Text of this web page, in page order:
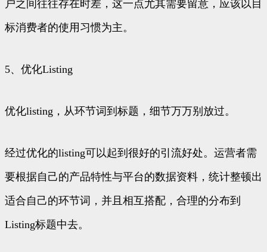
户之间往往存在时差，这一点尤其需要留意，应该以目
标消费者的使用习惯为主。
5、优化Listing
优化listing，从环节词到标题，细节万万别放过。
经过优化的listing可以起到很好的引流好处。运营者需
要根据自己的产品特性与平台的数据资料，统计整顿出
适合自己的环节词，并且相互搭配，合理的分布到
Listing标题中去。